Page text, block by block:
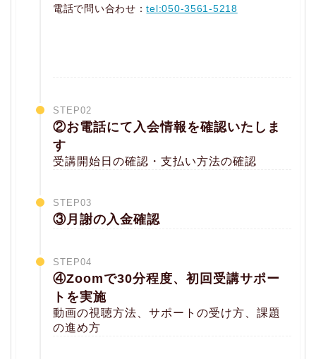
電話で問い合わせ：tel:050-3561-5218
STEP02
②お電話にて入会情報を確認いたしま
す
受講開始日の確認・支払い方法の確認
STEP03
③月謝の入金確認
STEP04
④Zoomで30分程度、初回受講サポー
トを実施
動画の視聴方法、サポートの受け方、課題
の進め方